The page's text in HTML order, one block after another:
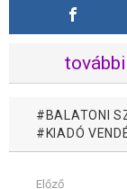
további
BALATONI
KIADÓ
Előző